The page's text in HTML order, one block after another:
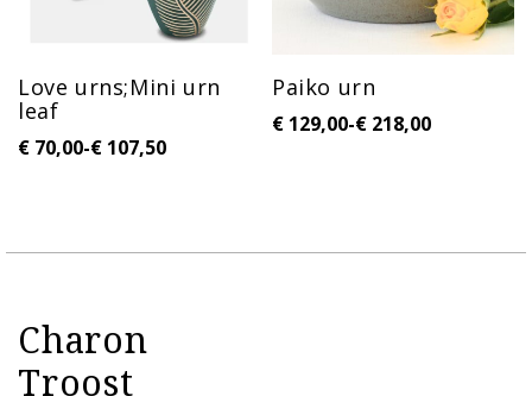
Love urns;Mini urn
leaf
€ 70,00-€ 107,50
Paiko urn
€ 129,00-€ 218,00
Charon
Troost